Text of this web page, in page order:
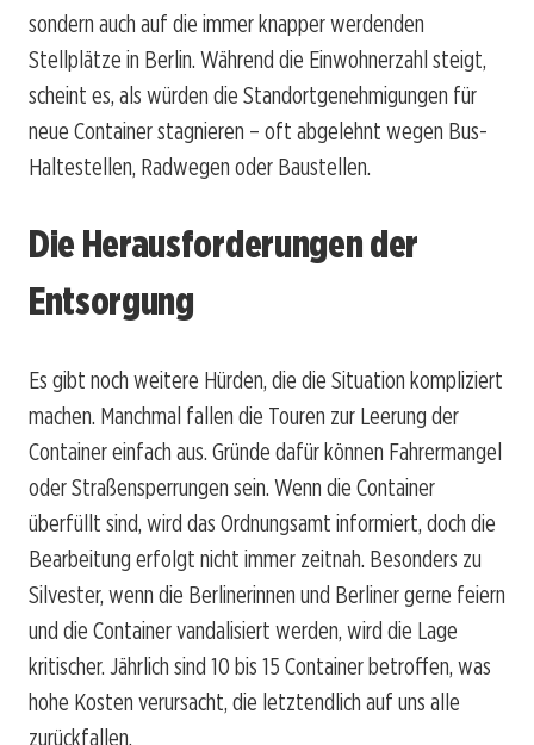
sondern auch auf die immer knapper werdenden
Stellplätze in Berlin. Während die Einwohnerzahl steigt,
scheint es, als würden die Standortgenehmigungen für
neue Container stagnieren – oft abgelehnt wegen Bus-
Haltestellen, Radwegen oder Baustellen.
Die Herausforderungen der
Entsorgung
Es gibt noch weitere Hürden, die die Situation kompliziert
machen. Manchmal fallen die Touren zur Leerung der
Container einfach aus. Gründe dafür können Fahrermangel
oder Straßensperrungen sein. Wenn die Container
überfüllt sind, wird das Ordnungsamt informiert, doch die
Bearbeitung erfolgt nicht immer zeitnah. Besonders zu
Silvester, wenn die Berlinerinnen und Berliner gerne feiern
und die Container vandalisiert werden, wird die Lage
kritischer. Jährlich sind 10 bis 15 Container betroffen, was
hohe Kosten verursacht, die letztendlich auf uns alle
zurückfallen.